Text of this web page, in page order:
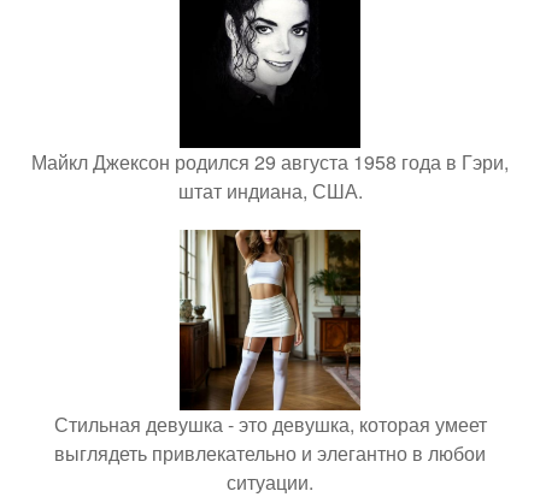
Майкл Джексон родился 29 августа 1958 года в Гэри,
штат индиана, США.
Стильная девушка - это девушка, которая умеет
выглядеть привлекательно и элегантно в любои
ситуации.